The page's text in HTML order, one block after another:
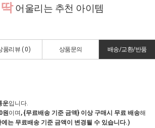
딱어울리는 추천 아이템
품리뷰 ( 0) 상품문의 배송/교환/반품
운입니다.
원이며 , {무료배송 기준 금액} 이상 구매시 무료 배송해
는 무료배송 기준 금액이 변경될 수 있습니다.)